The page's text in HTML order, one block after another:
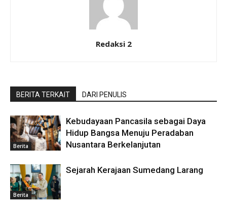
Redaksi 2
BERITA TERKAIT DARI PENULIS
Berita
Kebudayaan Pancasila sebagai Daya
Hidup Bangsa Menuju Peradaban
Nusantara Berkelanjutan
Berita
Sejarah Kerajaan Sumedang Larang